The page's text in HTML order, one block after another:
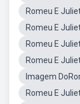
Romeu E
Romeu E
Romeu E
Romeu E
Imagem
Romeu E